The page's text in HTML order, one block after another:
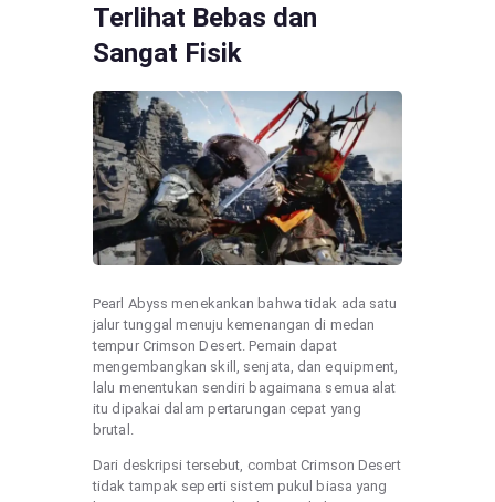
Terlihat Bebas dan
Sangat Fisik
Pearl Abyss menekankan bahwa tidak ada satu
jalur tunggal menuju kemenangan di medan
tempur Crimson Desert. Pemain dapat
mengembangkan skill, senjata, dan equipment,
lalu menentukan sendiri bagaimana semua alat
itu dipakai dalam pertarungan cepat yang
brutal.
Dari deskripsi tersebut, combat Crimson Desert
tidak tampak seperti sistem pukul biasa yang